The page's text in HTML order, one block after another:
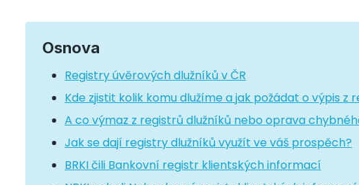
Osnova
Registry úvěrových dlužníků v ČR
Kde zjistit kolik komu dlužíme a jak požádat o výpis z
A co výmaz z registrů dlužníků nebo oprava
Jak se dají registry dlužníků využít ve váš prospěch?
BRKI čili Bankovní registr klientských informací